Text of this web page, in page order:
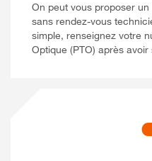
On peut vous proposer
sans rendez-vous
simple, renseignez votre
Optique (PTO) après